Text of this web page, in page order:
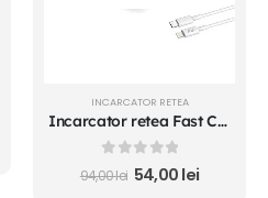
INCARCATOR RETEA
Incarcator retea Fast Charge Type-C - Lightning 20W cablu inclus
out of 5
94,00lei 54,00lei